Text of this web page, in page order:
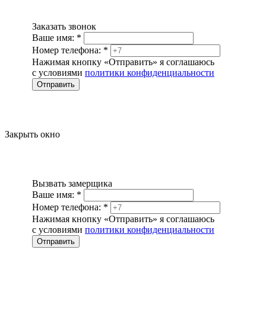
Заказать звонок
Ваше имя: *
Номер телефона: *
Нажимая кнопку «Отправить» я соглашаюсь
с условиями политики конфиденциальности
Отправить
Закрыть окно
Вызвать замерщика
Ваше имя: *
Номер телефона: *
Нажимая кнопку «Отправить» я соглашаюсь
с условиями политики конфиденциальности
Отправить